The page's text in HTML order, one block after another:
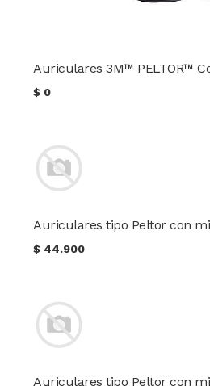
$ 0
$ 44.900